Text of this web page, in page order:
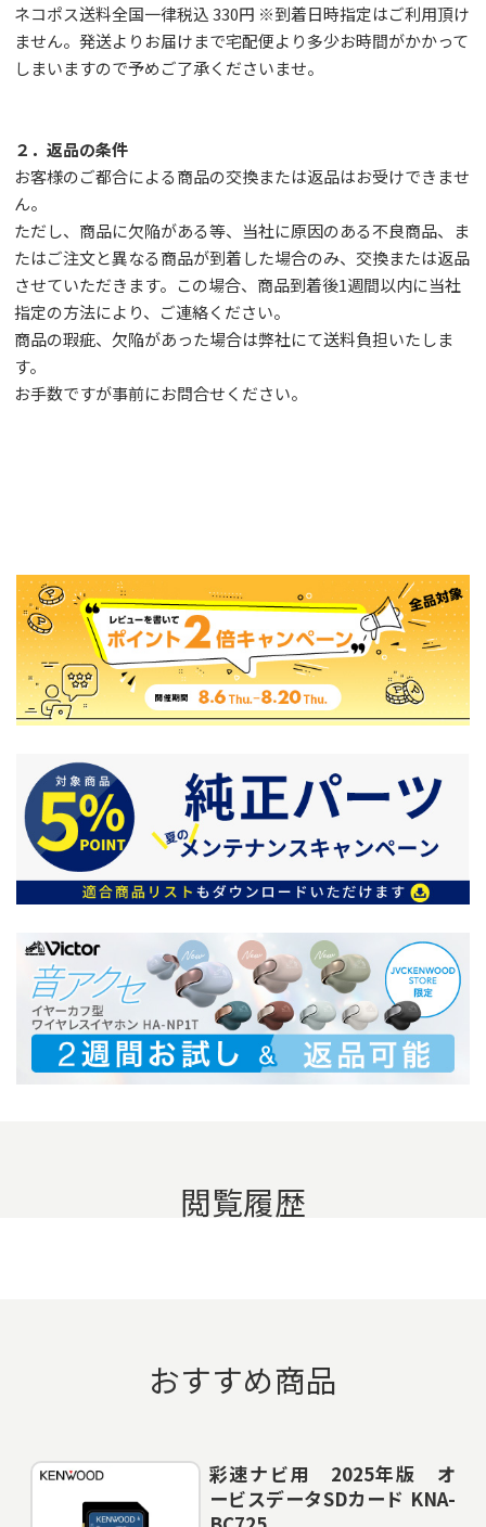
ネコポス送料全国一律税込 330円 ※到着日時指定はご利用頂け
ません。発送よりお届けまで宅配便より多少お時間がかかって
しまいますので予めご了承くださいませ。
２．返品の条件
お客様のご都合による商品の交換または返品はお受けできませ
ん。
ただし、 商品に欠陥がある等、当社に原因のある不良商品、ま
たはご注文と異なる商品が到着した場合のみ、交換または返品
させていただきます。この場合、商品到着後1週間以内に当社
指定の方法により、ご連絡ください。
商品の瑕疵、欠陥があった場合は弊社にて送料負担いたしま
す。
お手数ですが事前にお問合せください。
閲覧履歴
おすすめ商品
彩速ナビ用 2025年版 オ
ービスデータSDカード KNA-